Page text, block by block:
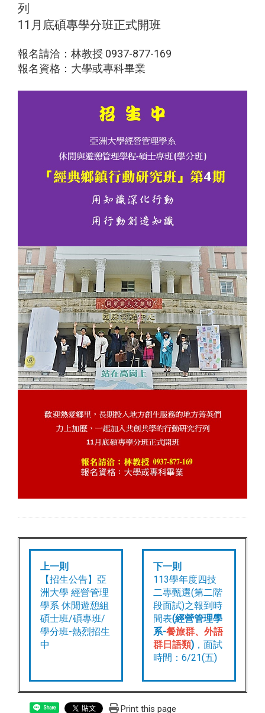
列
11月底碩專學分班正式開班
報名請洽：林教授 0937-877-169
報名資格：大學或專科畢業
上一則
【招生公告】亞
洲大學 經營管理
學系 休閒遊憩組
碩士班/碩專班/
學分班-熱烈招生
中
下一則
113學年度四技
二專甄選(第二階
段面試)之報到時
間表(經營管理學
系-餐旅群、外語
群日語類) ，面試
時間：6/21(五)
Share Print this page